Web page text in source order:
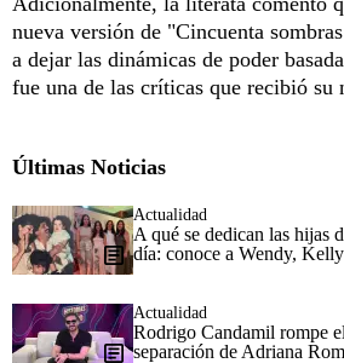
nueva versión de "Cincuenta
a dejar las dinámicas de poder
fue una de las críticas que recibió su
Últimas Noticias
Actualidad
A qué se dedican las hijas
día: conoce a Wendy,
Actualidad
Rodrigo Candamil rompe
separación de Adriana